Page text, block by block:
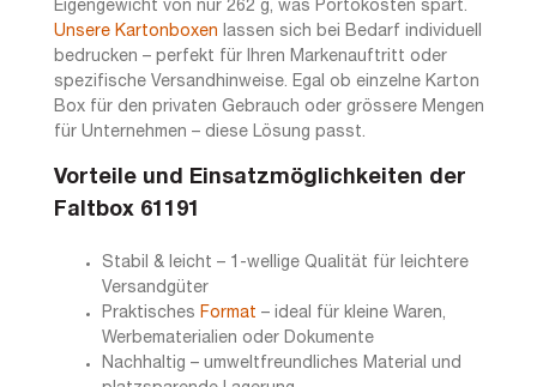
Eigengewicht von nur 262 g, was Portokosten spart.
Unsere Kartonboxen lassen sich bei Bedarf individuell
bedrucken – perfekt für Ihren Markenauftritt oder
spezifische Versandhinweise. Egal ob einzelne Karton
Box für den privaten Gebrauch oder grössere Mengen
für Unternehmen – diese Lösung passt.
Vorteile und Einsatzmöglichkeiten der
Faltbox 61191
Stabil & leicht – 1-wellige Qualität für leichtere
Versandgüter
Praktisches Format – ideal für kleine Waren,
Werbematerialien oder Dokumente
Nachhaltig – umweltfreundliches Material und